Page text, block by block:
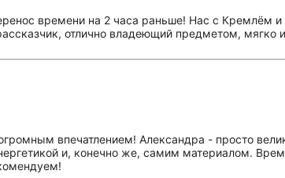
времени на 2 часа раньше! Нас с Кремлём
отлично владеющий предметом, мягко
впечатлением! Александра - просто
и, конечно же, самим материалом.